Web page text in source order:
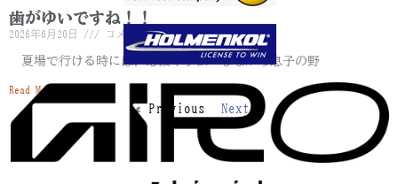
歯がゆいですね！！
2026年6月20日 コメントはまだありません
夏場で行ける時には、応援や手伝いしながら息子の野
Read More »
« Previous Next »